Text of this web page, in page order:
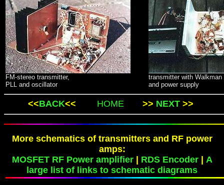
FM-stereo transmitter,
PLL and oscillator
transmitter with Walkman
and power supply
<<BACK<< HOME >> NEXT >>
More schematics of transmitters and RF power
amps:
MOSFET RF Power amplifier| RDS Encoder| A
large list of links to schematic diagrams